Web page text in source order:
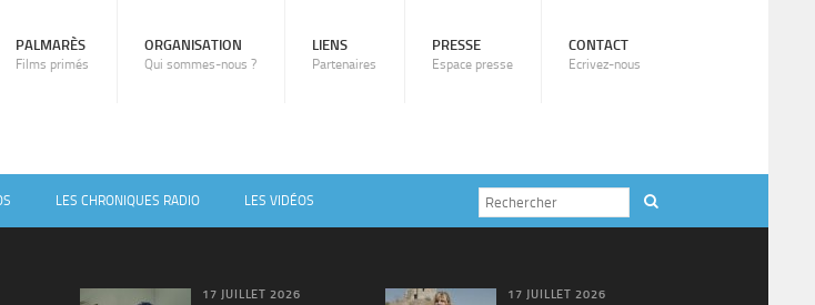
PALMARÈS
Films primés
ORGANISATION
Qui sommes-nous ?
LIENS
Partenaires
PRESSE
Espace presse
CONTACT
Ecrivez-nous
LES CHRONIQUES RADIO LES VIDÉOS
17 JUILLET 2026 17 JUILLET 2026